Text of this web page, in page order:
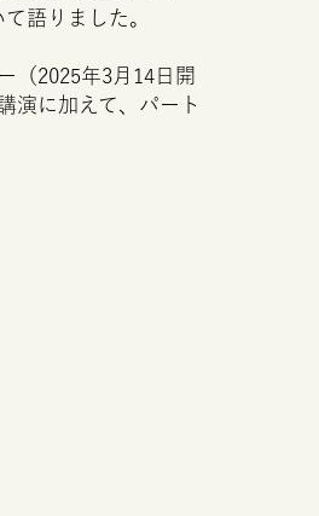
語りました。
（2025年3月14日開
演に加えて、パート